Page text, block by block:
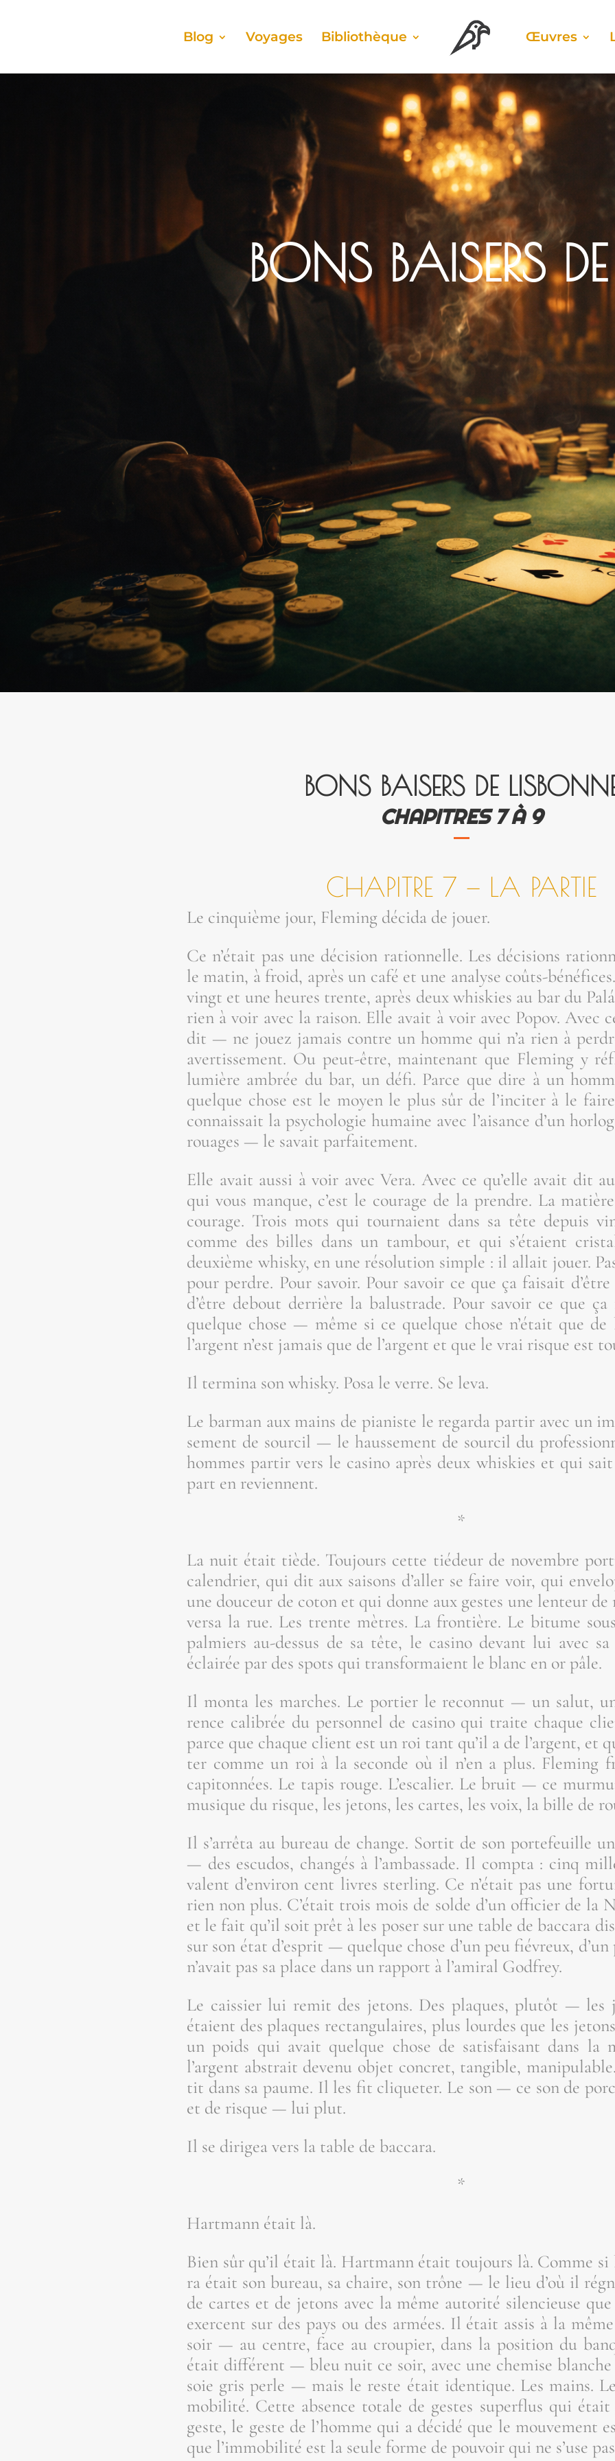
Blog Voyages Biblio­thèque Œuvres
BONS BAI­SERS
BONS BAI­SERS DE
CHA­PITRES 7 À 9
CHA­PITRE 7 — LA PARTIE
Le cin­quième jour, Fle­ming déci­da de jouer.
Ce n’é­tait pas une déci­sion ration­nelle. Les déci­sions
le matin, à froid, après un café et une ana­lyse coûts-
vingt et une heures trente, après deux whis­kies au bar du
rien à voir avec la rai­son. Elle avait à voir avec Popov. Avec
dit — ne jouez jamais contre un homme qui n’a rien à
aver­tis­se­ment. Ou peut-être, main­te­nant que Fle­ming y
lumière ambrée du bar, un défi. Parce que dire à un
quelque chose est le moyen le plus sûr de l’in­ci­ter à le
connais­sait la psy­cho­lo­gie humaine avec l’ai­sance d’un
rouages — le savait parfaitement.
Elle avait aus­si à voir avec Vera. Avec ce qu’elle avait dit
qui vous manque, c’est le cou­rage de la prendre. La
cou­rage. Trois mots qui tour­naient dans sa tête depuis
comme des billes dans un tam­bour, et qui s’é­taient
deuxième whis­ky, en une réso­lu­tion simple : il allait jouer.
pour perdre. Pour savoir. Pour savoir ce que ça fai­sait
d’être debout der­rière la balus­trade. Pour savoir ce que
quelque chose — même si ce quelque chose n’é­tait que de
l’argent n’est jamais que de l’argent et que le vrai risque est
Il ter­mi­na son whis­ky. Posa le verre. Se leva.
Le bar­man aux mains de pia­niste le regar­da par­tir avec un
se­ment de sour­cil — le haus­se­ment de sour­cil du
hommes par­tir vers le casi­no après deux whis­kies et qui
part en reviennent.
*
La nuit était tiède. Tou­jours cette tié­deur de novembre
calen­drier, qui dit aux sai­sons d’al­ler se faire voir, qui
une dou­ceur de coton et qui donne aux gestes une len­teur
ver­sa la rue. Les trente mètres. La fron­tière. Le bitume
pal­miers au-des­sus de sa tête, le casi­no devant lui avec
éclai­rée par des spots qui trans­for­maient le blanc en or pâle.
Il mon­ta les marches. Le por­tier le recon­nut — un salut,
rence cali­brée du per­son­nel de casi­no qui traite chaque
parce que chaque client est un roi tant qu’il a de l’argent, et
ter comme un roi à la seconde où il n’en a plus. Fle­ming
capi­ton­nées. Le tapis rouge. L’es­ca­lier. Le bruit — ce
musique du risque, les jetons, les cartes, les voix, la bille de
Il s’ar­rê­ta au bureau de change. Sor­tit de son por­te­feuille
— des escu­dos, chan­gés à l’am­bas­sade. Il comp­ta : cinq
valent d’en­vi­ron cent livres ster­ling. Ce n’é­tait pas une
rien non plus. C’é­tait trois mois de solde d’un offi­cier de la
et le fait qu’il soit prêt à les poser sur une table de bac­ca­ra
sur son état d’es­prit — quelque chose d’un peu fié­vreux,
n’a­vait pas sa place dans un rap­port à l’a­mi­ral Godfrey.
Le cais­sier lui remit des jetons. Des plaques, plu­tôt — les
étaient des plaques rec­tan­gu­laires, plus lourdes que les
un poids qui avait quelque chose de satis­fai­sant dans la
l’argent abs­trait deve­nu objet concret, tan­gible,
tit dans sa paume. Il les fit cli­que­ter. Le son — ce son de
et de risque — lui plut.
Il se diri­gea vers la table de baccara.
*
Hart­mann était là.
Bien sûr qu’il était là. Hart­mann était tou­jours là. Comme
ra était son bureau, sa chaire, son trône — le lieu d’où il
de cartes et de jetons avec la même auto­ri­té silen­cieuse
exercent sur des pays ou des armées. Il était assis à la
soir — au centre, face au crou­pier, dans la posi­tion du
était dif­fé­rent — bleu nuit ce soir, avec une che­mise blanche
soie gris perle — mais le reste était iden­tique. Les mains.
mo­bi­li­té. Cette absence totale de gestes super­flus qui
geste, le geste de l’homme qui a déci­dé que le mou­ve­ment
que l’im­mo­bi­li­té est la seule forme de pou­voir qui ne s’use